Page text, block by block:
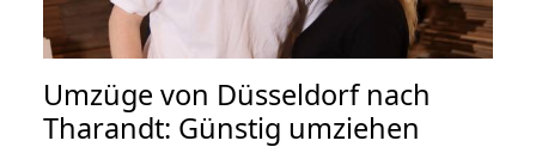
Umzüge von Düsseldorf nach
Tharandt: Günstig umziehen